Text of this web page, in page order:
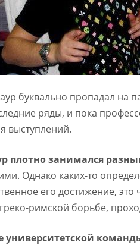
буквально пропадал на
ряды, и пока
выступлений.
плотно занимался
Однако каких-то
его достижение,
римской борьбе,
университетской